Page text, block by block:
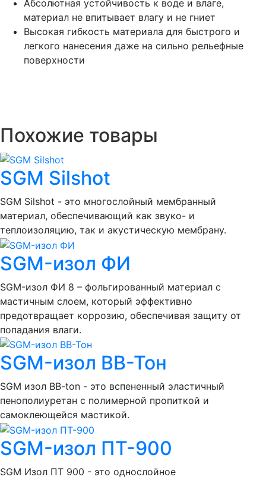
Абсолютная устойчивость к воде и влаге,
материал не впитывает влагу и не гниет
Высокая гибкость материала для быстрого и
легкого нанесения даже на сильно рельефные
поверхности
Похожие товары
SGM Silshot
SGM Silshot - это многослойный мембранный
материал, обеспечивающий как звуко- и
теплоизоляцию, так и акустическую мембрану.
SGM-изол ФИ
SGM-изол ФИ 8 – фольгированный материал с
мастичным слоем, который эффективно
предотвращает коррозию, обеспечивая защиту от
попадания влаги.
SGM-изол ВВ-Тон
SGM изол BB-ton - это вспененный эластичный
пенополиуретан с полимерной пропиткой и
самоклеющейся мастикой.
SGM-изол ПТ-900
SGM Изол ПТ 900 - это однослойное